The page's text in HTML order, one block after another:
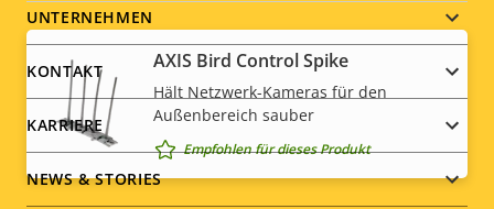
AXIS Bird Control Spike
Hält Netzwerk-Kameras für den
Außenbereich sauber
Empfohlen für dieses Produkt
Footer
menu
UNTERNEHMEN
KONTAKT
KARRIERE
NEWS & STORIES